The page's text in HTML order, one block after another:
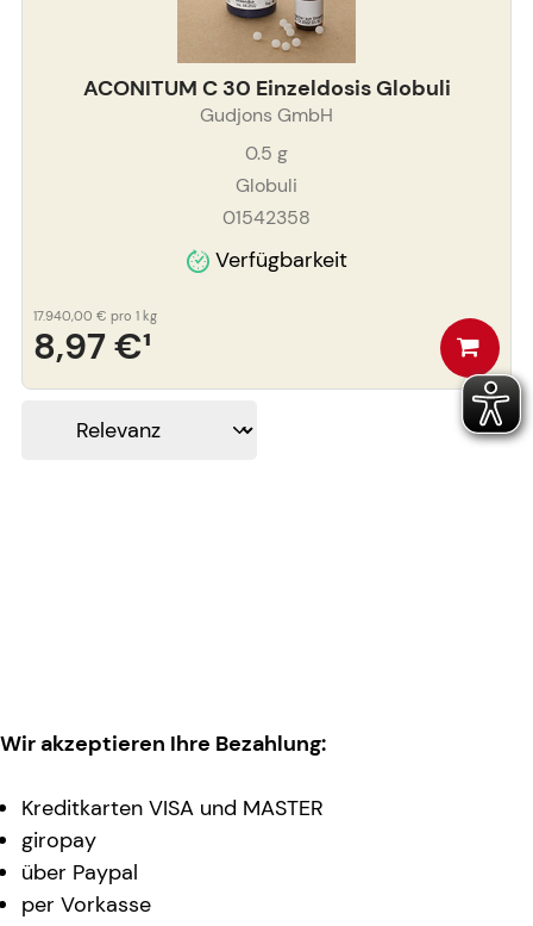
ACONITUM C 30 Einzeldosis Globuli
Gudjons GmbH
0.5 g
Globuli
01542358
Verfügbarkeit
8,97 €¹
17.940,00 € pro 1 kg
Wir akzeptieren Ihre Bezahlung:
Kreditkarten VISA und MASTER
giropay
über Paypal
per Vorkasse